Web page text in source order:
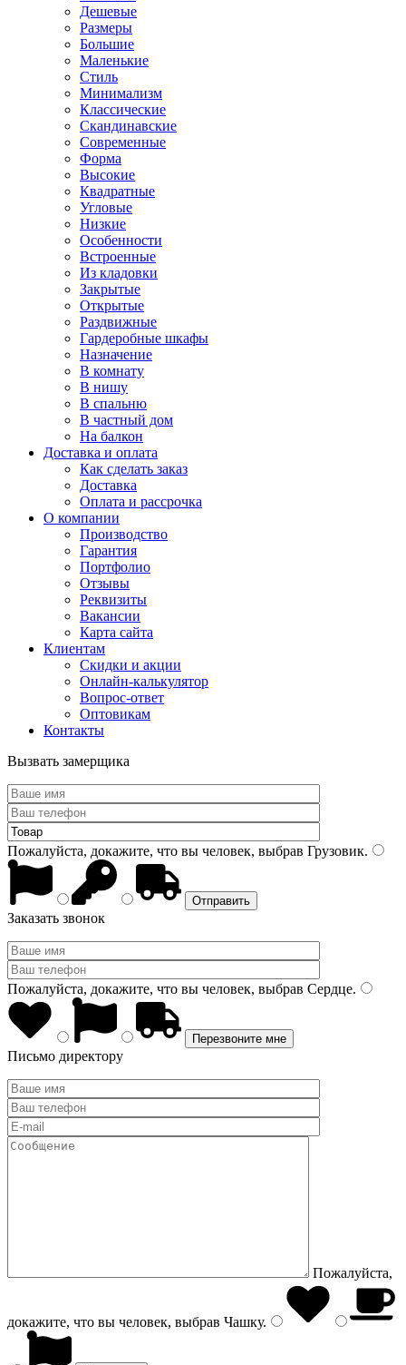
Дешевые
Размеры
Большие
Маленькие
Стиль
Минимализм
Классические
Скандинавские
Современные
Форма
Высокие
Квадратные
Угловые
Низкие
Особенности
Встроенные
Из кладовки
Закрытые
Открытые
Раздвижные
Гардеробные шкафы
Назначение
В комнату
В нишу
В спальню
В частный дом
На балкон
Доставка и оплата
Как сделать заказ
Доставка
Оплата и рассрочка
О компании
Производство
Гарантия
Портфолио
Отзывы
Реквизиты
Вакансии
Карта сайта
Клиентам
Скидки и акции
Онлайн-калькулятор
Вопрос-ответ
Оптовикам
Контакты
Вызвать замерщика
Пожалуйста, докажите, что вы человек, выбрав Грузовик.
Заказать звонок
Пожалуйста, докажите, что вы человек, выбрав Сердце.
Письмо директору
Пожалуйста,
докажите, что вы человек, выбрав Чашку.